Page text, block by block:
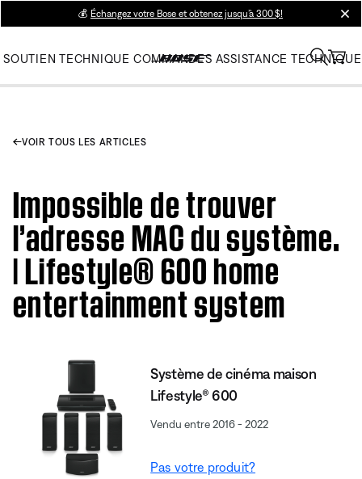
💰 Échangez votre Bose et obtenez jusqu’à 300 $!
SOUTIEN TECHNIQUE COMMANDES ASSISTANCE TECHNIQUE
VOIR TOUS LES ARTICLES
Impossible de trouver
l’adresse MAC du système.
| Lifestyle® 600 home
entertainment system
Système de cinéma maison
Lifestyle® 600
Vendu entre 2016 - 2022
Pas votre produit?